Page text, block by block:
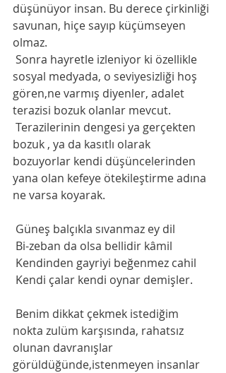
düşünüyor insan. Bu derece çirkinliği
savunan, hiçe sayıp küçümseyen
olmaz.
sosyal medyada, o seviyesizliği hoş
gören,ne varmış diyenler, adalet
terazisi bozuk olanlar mevcut.
bozuk , ya da kasıtlı olarak
bozuyorlar kendi düşüncelerinden
yana olan kefeye ötekileştirme adına
ne varsa koyarak.
Güneş balçıkla sıvanmaz ey dil
Bi-zeban da olsa bellidir kâmil
Kendinden gayriyi beğenmez cahil
Kendi çalar kendi oynar demişler.
nokta zulüm karşısında, rahatsız
olunan davranışlar
görüldüğünde,istenmeyen insanlar